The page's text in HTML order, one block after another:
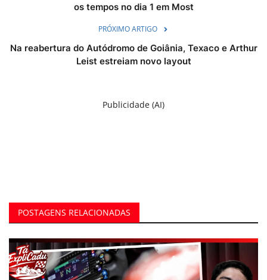
os tempos no dia 1 em Most
PRÓXIMO ARTIGO
Na reabertura do Autódromo de Goiânia, Texaco e Arthur
Leist estreiam novo layout
Publicidade (AI)
POSTAGENS RELACIONADAS